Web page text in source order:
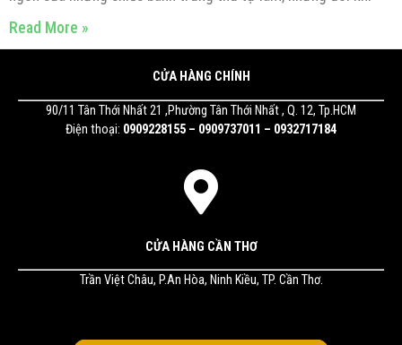
Read More »
CỬA HÀNG CHÍNH
90/11 Tân Thới Nhất 21 ,Phường Tân Thới Nhất , Q. 12, Tp.HCM
Điện thoại: 0909228155 – 0909737011 – 0932717184
CỬA HÀNG CẦN THƠ
Trần Việt Châu, P.An Hòa, Ninh Kiều, TP. Cần Thơ.